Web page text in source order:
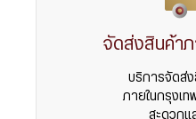
จัดส่งสินค้าภ
บริการจัดส่
ภายในกรุงเ
สะดวกแ